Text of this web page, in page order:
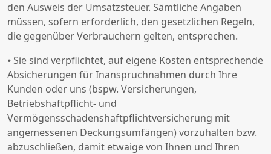
den Ausweis der Umsatzsteuer. Sämtliche Angaben
müssen, sofern erforderlich, den gesetzlichen Regeln,
die gegenüber Verbrauchern gelten, entsprechen.
⦁ Sie sind verpflichtet, auf eigene Kosten entsprechende
Absicherungen für Inanspruchnahmen durch Ihre
Kunden oder uns (bspw. Versicherungen,
Betriebshaftpflicht- und
Vermögensschadenshaftpflichtversicherung mit
angemessenen Deckungsumfängen) vorzuhalten bzw.
abzuschließen, damit etwaige von Ihnen und Ihren